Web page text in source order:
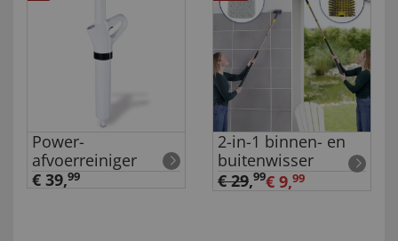
Power-
afvoerreiniger
€ 39,99
2-in-1 binnen- en
buitenwisser
€ 29,99€ 9,99